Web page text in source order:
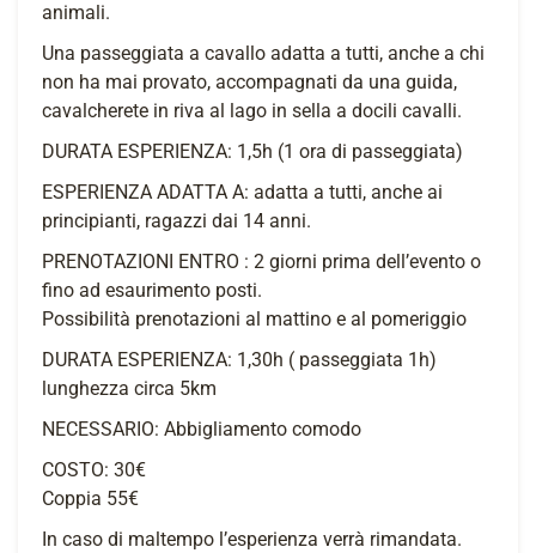
animali.
Una passeggiata a cavallo adatta a tutti, anche a chi
non ha mai provato, accompagnati da una guida,
cavalcherete in riva al lago in sella a docili cavalli.
DURATA ESPERIENZA: 1,5h (1 ora di passeggiata)
ESPERIENZA ADATTA A: adatta a tutti, anche ai
principianti, ragazzi dai 14 anni.
PRENOTAZIONI ENTRO : 2 giorni prima dell’evento o
fino ad esaurimento posti.
Possibilità prenotazioni al mattino e al pomeriggio
DURATA ESPERIENZA: 1,30h ( passeggiata 1h)
lunghezza circa 5km
NECESSARIO: Abbigliamento comodo
COSTO: 30€
Coppia 55€
In caso di maltempo l’esperienza verrà rimandata.